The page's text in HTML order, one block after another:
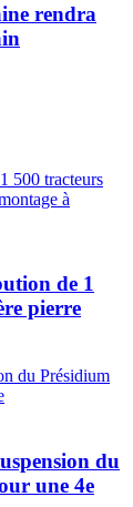
rendra
de 1
pierre
du
une 4e